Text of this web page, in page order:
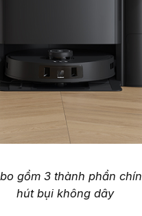
gồm 3 thành phần
hút bụi không dây